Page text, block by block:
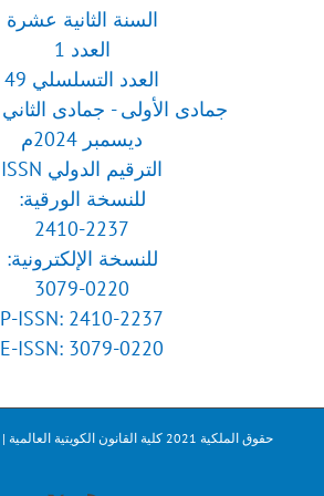
السنة الثانية عشرة
العدد 1
العدد التسلسلي 49
جمادى الأولى - جمادى الثاني 1446هـ
ديسمبر 2024م
الترقيم الدولي ISSN
للنسخة الورقية:
2410-2237
للنسخة الإلكترونية:
3079-0220
P-ISSN: 2410-2237
E-ISSN: 3079-0220
حقوق الملكية 2021 كلية القانون الكويتية العالمية | جميع الحقوق محفوظة